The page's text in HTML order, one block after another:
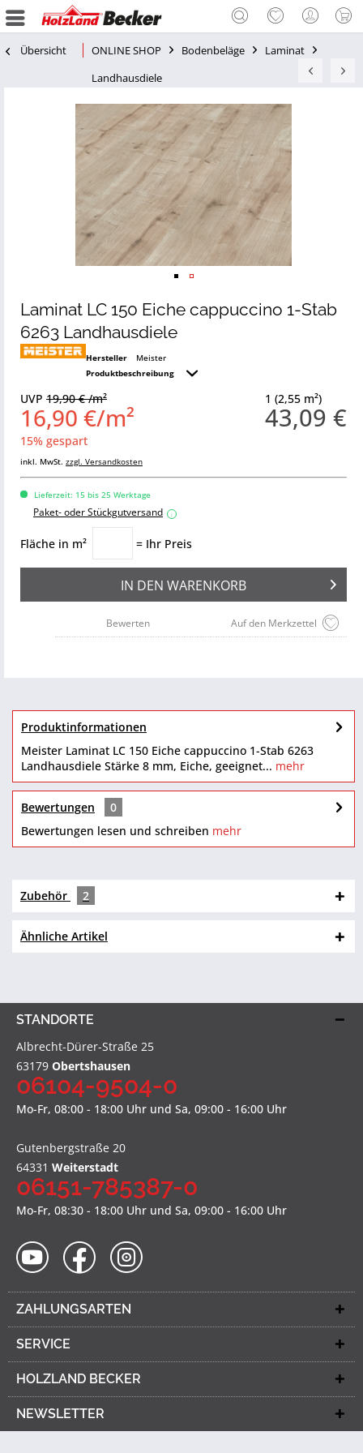
Übersicht ONLINE SHOP Bodenbeläge
Laminat
Landhausdiele
Laminat LC 150 Eiche cappuccino 1-Stab
6263 Landhausdiele
Hersteller
Meister
Produktbeschreibung
1 (2,55 m²)
43,09 €
UVP 19,90 € /m²
16,90 €/m²
15% gespart
inkl. MwSt. zzgl. Versandkosten
Lieferzeit: 15 bis 25 Werktage
Paket- oder Stückgutversand i
Fläche in m² = Ihr Preis
IN DEN WARENKORB
Auf den Merkzettel
Bewerten
Produktinformationen
Meister Laminat LC 150 Eiche cappuccino 1-Stab 6263
Landhausdiele Stärke 8 mm, Eiche, geeignet... mehr
Bewertungen
0
Bewertungen lesen und schreiben mehr
Zubehör 2
Ähnliche Artikel
STANDORTE
Albrecht-Dürer-Straße 25
63179 Obertshausen
06104-9504-0
Mo-Fr, 08:00 - 18:00 Uhr und Sa, 09:00 - 16:00 Uhr
Gutenbergstraße 20
64331 Weiterstadt
06151-785387-0
Mo-Fr, 08:30 - 18:00 Uhr und Sa, 09:00 - 16:00 Uhr
ZAHLUNGSARTEN
SERVICE
HOLZLAND BECKER
NEWSLETTER